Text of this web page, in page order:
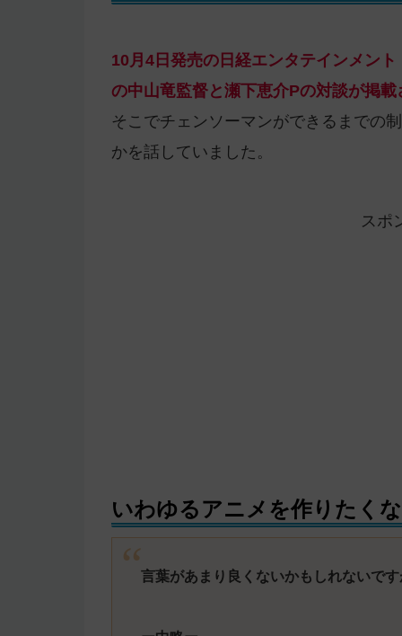
10月4日発売の日経エンタテインメン
の中山竜監督と瀬下恵介Pの対談が掲
そこでチェンソーマンができるまでの
かを話していました。
スポ
いわゆるアニメを作りたく
言葉があまり良くないかもしれないで